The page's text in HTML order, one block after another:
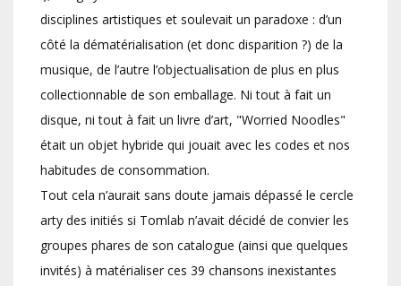
disciplines artistiques et soulevait un paradoxe : d’un
côté la dématérialisation (et donc disparition ?) de la
musique, de l’autre l’objectualisation de plus en plus
collectionnable de son emballage. Ni tout à fait un
disque, ni tout à fait un livre d’art, "Worried Noodles"
était un objet hybride qui jouait avec les codes et nos
habitudes de consommation.
Tout cela n’aurait sans doute jamais dépassé le cercle
arty des initiés si Tomlab n’avait décidé de convier les
groupes phares de son catalogue (ainsi que quelques
invités) à matérialiser ces 39 chansons inexistantes